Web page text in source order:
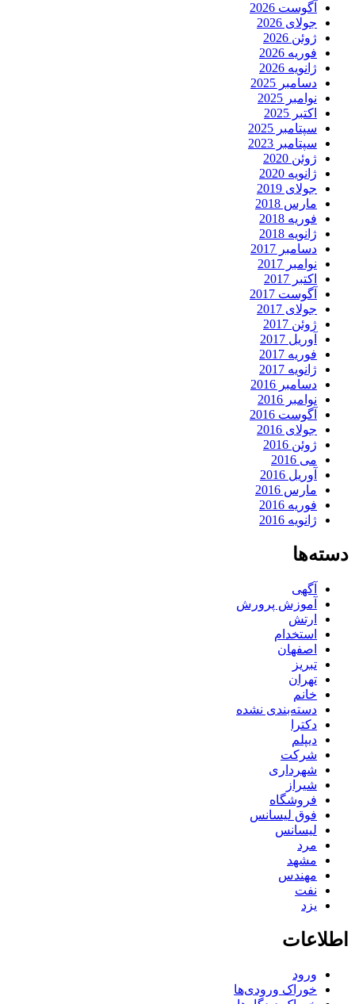
آگوست 2026
جولای 2026
ژوئن 2026
فوریه 2026
ژانویه 2026
دسامبر 2025
نوامبر 2025
اکتبر 2025
سپتامبر 2025
سپتامبر 2023
ژوئن 2020
ژانویه 2020
جولای 2019
مارس 2018
فوریه 2018
ژانویه 2018
دسامبر 2017
نوامبر 2017
اکتبر 2017
آگوست 2017
جولای 2017
ژوئن 2017
آوریل 2017
فوریه 2017
ژانویه 2017
دسامبر 2016
نوامبر 2016
آگوست 2016
جولای 2016
ژوئن 2016
می 2016
آوریل 2016
مارس 2016
فوریه 2016
ژانویه 2016
دسته‌ها
آگهی
آموزش پرورش
ارتش
استخدام
اصفهان
تبریز
تهران
خانم
دسته‌بندی نشده
دکترا
دیپلم
شرکت
شهرداری
شیراز
فروشگاه
فوق لیسانس
لیسانس
مرد
مشهد
مهندس
نفت
یزد
اطلاعات
ورود
خوراک ورودی‌ها